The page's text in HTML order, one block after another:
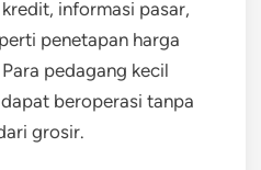
informasi pasar,
penetapan harga
pedagang kecil
beroperasi tanpa
grosir.